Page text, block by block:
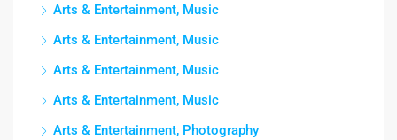
Arts & Entertainment, Music
Arts & Entertainment, Music
Arts & Entertainment, Music
Arts & Entertainment, Music
Arts & Entertainment, Photography